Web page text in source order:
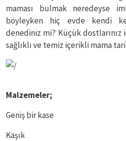
maması bulmak neredeyse
böyleyken hiç evde kendi
denediniz mi? Küçük
sağlıklı ve temiz içerikli mama
Malzemeler;
Geniş bir kase
Kaşık